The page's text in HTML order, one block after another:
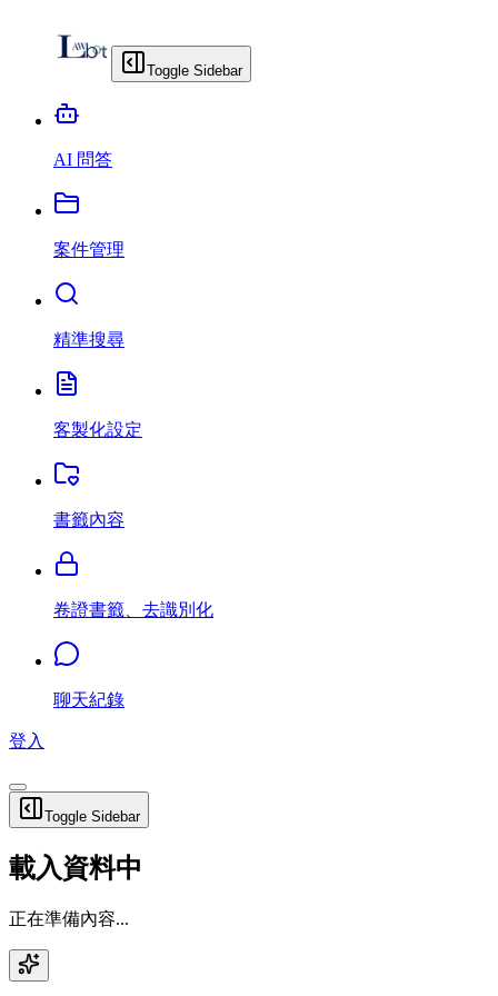
Toggle Sidebar
AI 問答
案件管理
精準搜尋
客製化設定
書籤內容
卷證書籤、去識別化
聊天紀錄
登入
Toggle Sidebar
載入資料中
正在準備內容...